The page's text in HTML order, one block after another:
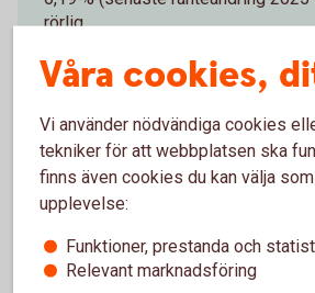
rörlig.
Uppläggningsavgift
Uppläggningsavgift
550 kr
Aviseringsavgift
Våra cookies,
Vi använder nödvändiga cookies
tekniker för att webbplatsen ska
finns även cookies du kan välja
upplevelse:
Funktioner, prestanda och
Relevant marknadsföring